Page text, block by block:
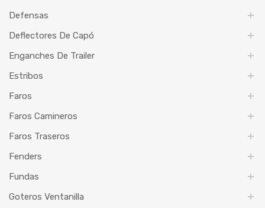
Defensas
Deflectores De Capó
Enganches De Trailer
Estribos
Faros
Faros Camineros
Faros Traseros
Fenders
Fundas
Goteros Ventanilla